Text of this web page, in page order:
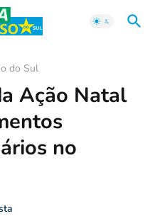
do Sul
Ação Natal
no